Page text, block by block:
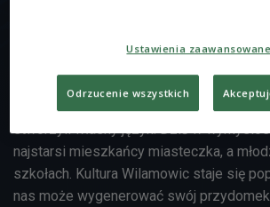
w sobie jest nietypowe, bo jego
stworzyli własny język. Dziś w
najstarsi mieszkańcy miasteczka, a
szkołach. Kultura Wilamowic staje się
nas może wygenerować swój
Ustawienia zaawansowane
Odrzucenie wszystkich